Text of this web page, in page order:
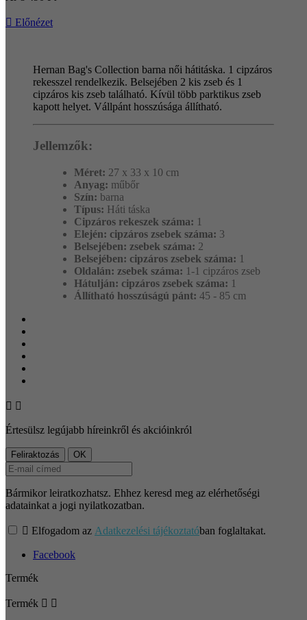
 Előnézet
Hernan Bag's Collection barna női hátitáska. 1 cipzáros
rekesszel rendelkezik. Belsejében 2 kis zseb és 1
cipzáros kis zseb található. Kívül több parktikus zseb
kapott helyet. Vállpánt hosszúsága állítható.
Jellemzők:
Méret: 27 x 33 x 10 cm
Anyag: műbőr
Szín: barna
Típus: Háti táska
Cipzáros rekeszek száma: 1
Elején: cipzáros zsebek száma: 3
Belsejében: zsebek száma: 2
Belsejében: cipzáros zsebek száma: 1
Oldalán: zsebek száma: 1-1 cipzáros zseb
Hátulján: cipzáros zsebek száma: 1
Állítható hosszúságú pánt: 45 - 85 cm
 
Értesülsz legújabb híreinkről és akcióinkról
Bármikor leiratkozhatsz. Ehhez keresd meg az elérhetőségi
adatainkat a jogi nyilatkozatban.
 Elfogadom az Adatkezelési tájékoztatóban foglaltakat.
Facebook
Termék
Termék  